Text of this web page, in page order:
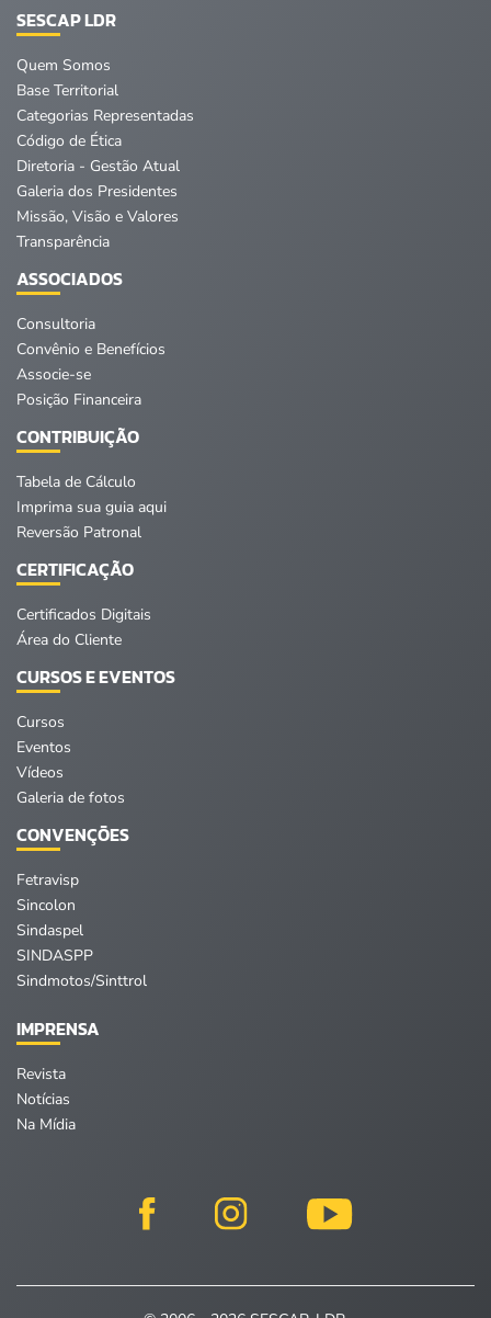
SESCAP LDR
Quem Somos
Base Territorial
Categorias Representadas
Código de Ética
Diretoria - Gestão Atual
Galeria dos Presidentes
Missão, Visão e Valores
Transparência
ASSOCIADOS
Consultoria
Convênio e Benefícios
Associe-se
Posição Financeira
CONTRIBUIÇÃO
Tabela de Cálculo
Imprima sua guia aqui
Reversão Patronal
CERTIFICAÇÃO
Certificados Digitais
Área do Cliente
CURSOS E EVENTOS
Cursos
Eventos
Vídeos
Galeria de fotos
CONVENÇÕES
Fetravisp
Sincolon
Sindaspel
SINDASPP
Sindmotos/Sinttrol
IMPRENSA
Revista
Notícias
Na Mídia